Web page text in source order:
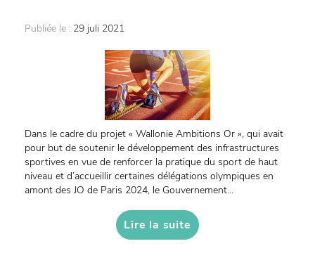
Publiée le : 29 juli 2021
Dans le cadre du projet « Wallonie Ambitions Or », qui avait
pour but de soutenir le développement des infrastructures
sportives en vue de renforcer la pratique du sport de haut
niveau et d’accueillir certaines délégations olympiques en
amont des JO de Paris 2024, le Gouvernement...
Lire la suite